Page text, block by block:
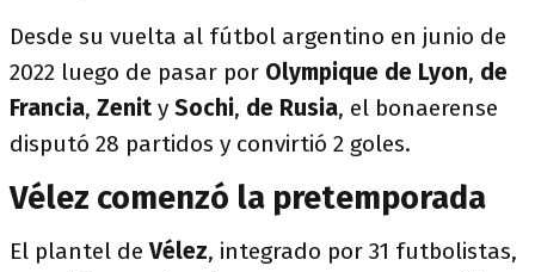
Desde su vuelta al fútbol argentino en junio de
2022 luego de pasar por Olympique de Lyon, de
Francia, Zenit y Sochi, de Rusia, el bonaerense
disputó 28 partidos y convirtió 2 goles.
Vélez comenzó la pretemporada
El plantel deVélez, integrado por 31 futbolistas,